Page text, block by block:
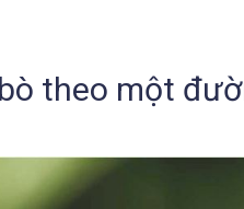
theo một